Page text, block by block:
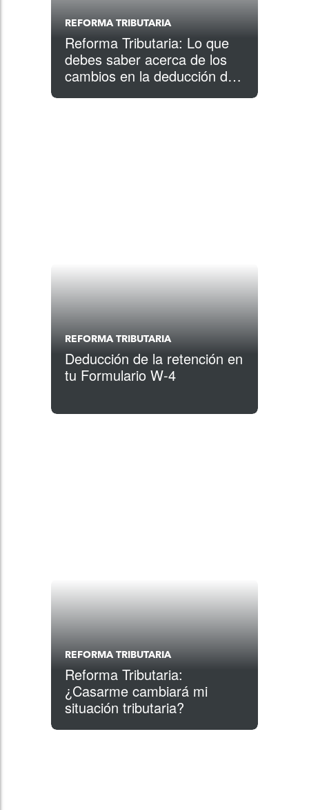
REFORMA TRIBUTARIA
Reforma Tributaria: Lo que
debes saber acerca de los
cambios en la deducción de
REFORMA TRIBUTARIA
Deducción de la retención en
tu Formulario W-4
REFORMA TRIBUTARIA
Reforma Tributaria:
¿Casarme cambiará mi
situación tributaria?